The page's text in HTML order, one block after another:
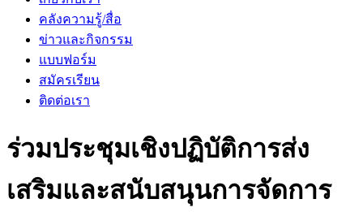
คลังความรู้/สื่อ
ข่าวและกิจกรรม
แบบฟอร์ม
สมัครเรียน
ติดต่อเรา
ร่วมประชุมเชิงปฏิบัติการส่ง
เสริมและสนับสนุนการจัดการ